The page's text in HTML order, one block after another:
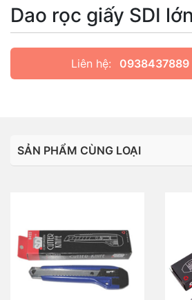
Dao rọc giấy SDI lớn
Liên hệ: 0938437889
SẢN PHẨM CÙNG LOẠI